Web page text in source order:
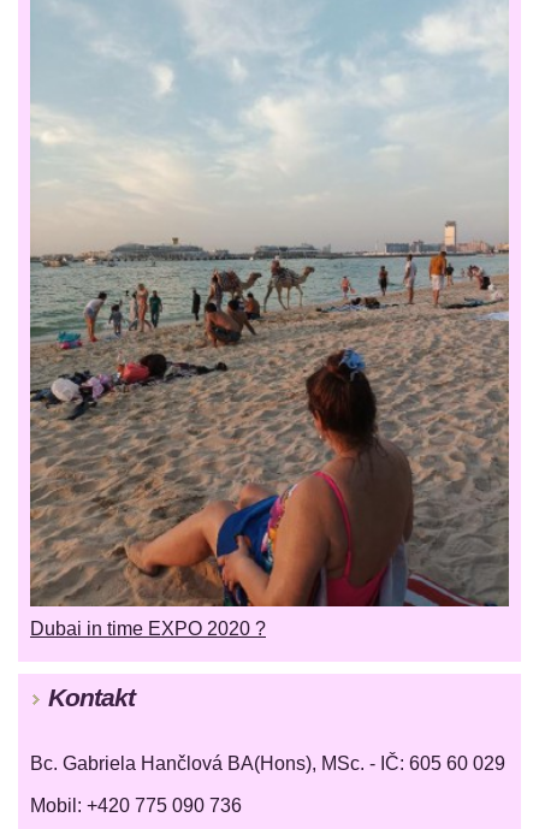
Dubai in time EXPO 2020 ?
Kontakt
Bc. Gabriela Hančlová BA(Hons), MSc. - IČ: 605 60 029
Mobil: +420 775 090 736